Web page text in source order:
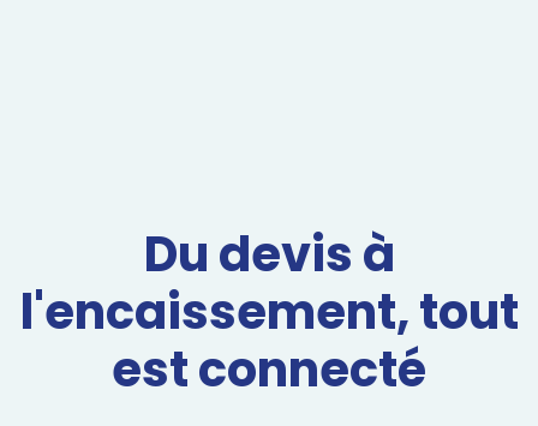
Du devis à
l'encaissement,tout
est connecté